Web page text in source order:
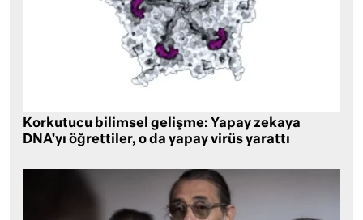
Korkutucu bilimsel gelişme: Yapay zekaya
DNA’yı öğrettiler, o da yapay virüs yarattı